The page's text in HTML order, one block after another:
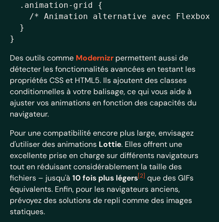
  .animation-grid {
/* Animation alternative avec Flexbox
  }
Des outils comme Modernizrpermettent aussi de
détecter les fonctionnalités avancées en testant les
propriétés CSS et HTML5. Ils ajoutent des classes
conditionnelles à votre balisage, ce qui vous aide à
ajuster vos animations en fonction des capacités du
navigateur.
Pour une compatibilité encore plus large, envisagez
d'utiliser des animations Lottie. Elles offrent une
excellente prise en charge sur différents navigateurs
tout en réduisant considérablement la taille des
fichiers – jusqu'à 10 fois plus légers[2] que des GIFs
équivalents. Enfin, pour les navigateurs anciens,
prévoyez des solutions de repli comme des images
statiques.